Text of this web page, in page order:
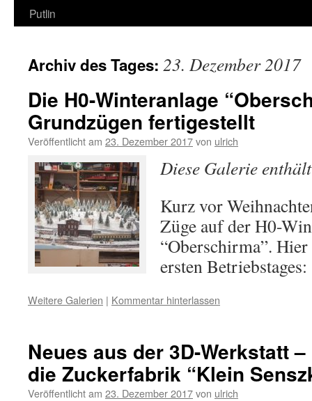
Putlin
Archiv des Tages: 23. Dezember 2017
Die H0-Winteranlage
Grundzügen fertigestellt
Veröffentlicht am 23. Dezember 2017von ulrich
Diese Galerie
Kurz vor
Züge auf der H0-
“Oberschirma”.
ersten Betriebstages:
Weitere Galerien | Kommentar hinterlassen
Neues aus der 3D-Werkstatt
die Zuckerfabrik “Klein
Veröffentlicht am 23. Dezember 2017von ulrich